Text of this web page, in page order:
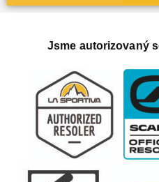
Jsme autorizovaný